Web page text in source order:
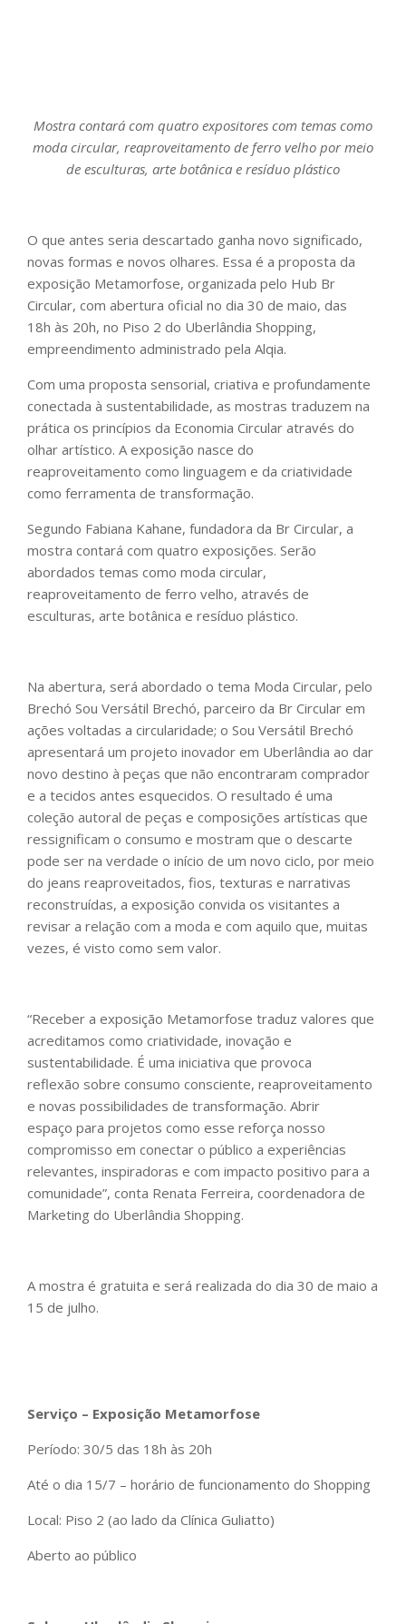
Mostra contará com quatro expositores com temas como
moda circular, reaproveitamento de ferro velho por meio
de esculturas, arte botânica e resíduo plástico
O que antes seria descartado ganha novo significado,
novas formas e novos olhares. Essa é a proposta da
exposição Metamorfose, organizada pelo Hub Br
Circular, com abertura oficial no dia 30 de maio, das
18h às 20h, no Piso 2 do Uberlândia Shopping,
empreendimento administrado pela Alqia.
Com uma proposta sensorial, criativa e profundamente
conectada à sustentabilidade, as mostras traduzem na
prática os princípios da Economia Circular através do
olhar artístico. A exposição nasce do
reaproveitamento como linguagem e da criatividade
como ferramenta de transformação.
Segundo Fabiana Kahane, fundadora da Br Circular, a
mostra contará com quatro exposições. Serão
abordados temas como moda circular,
reaproveitamento de ferro velho, através de
esculturas, arte botânica e resíduo plástico.
Na abertura, será abordado o tema Moda Circular, pelo
Brechó Sou Versátil Brechó, parceiro da Br Circular em
ações voltadas a circularidade; o Sou Versátil Brechó
apresentará um projeto inovador em Uberlândia ao dar
novo destino à peças que não encontraram comprador
e a tecidos antes esquecidos. O resultado é uma
coleção autoral de peças e composições artísticas que
ressignificam o consumo e mostram que o descarte
pode ser na verdade o início de um novo ciclo, por meio
do jeans reaproveitados, fios, texturas e narrativas
reconstruídas, a exposição convida os visitantes a
revisar a relação com a moda e com aquilo que, muitas
vezes, é visto como sem valor.
“Receber a exposição Metamorfose traduz valores que
acreditamos como criatividade, inovação e
sustentabilidade. É uma iniciativa que provoca
reflexão sobre consumo consciente, reaproveitamento
e novas possibilidades de transformação. Abrir
espaço para projetos como esse reforça nosso
compromisso em conectar o público a experiências
relevantes, inspiradoras e com impacto positivo para a
comunidade”, conta Renata Ferreira, coordenadora de
Marketing do Uberlândia Shopping.
A mostra é gratuita e será realizada do dia 30 de maio a
15 de julho.
Serviço – Exposição Metamorfose
Período: 30/5 das 18h às 20h
Até o dia 15/7 – horário de funcionamento do Shopping
Local: Piso 2 (ao lado da Clínica Guliatto)
Aberto ao público